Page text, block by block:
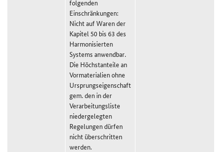
folgenden
Einschränkungen:
Nicht auf Waren der
Kapitel 50 bis 63 des
Harmonisierten
Systems anwendbar.
Die Höchstanteile an
Vormaterialien ohne
Ursprungseigenschaft
gem. den in der
Verarbeitungsliste
niedergelegten
Regelungen dürfen
nicht überschritten
werden.